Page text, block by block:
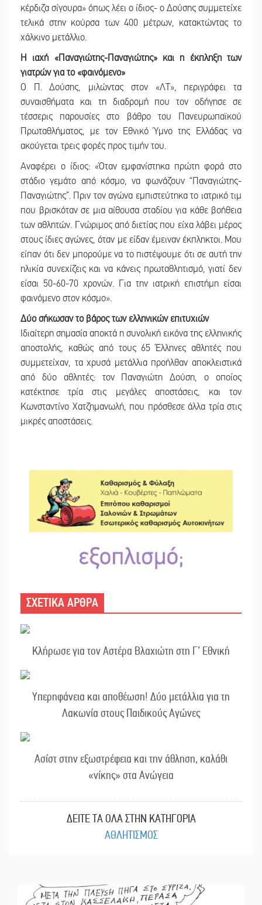
κέρδιζα σίγουρα» όπως λέει ο ίδιος- ο Δούσης συμμετείχε
τελικά στην κούρσα των 400 μέτρων, κατακτώντας το
χάλκινο μετάλλιο.
Η ιαχή «Παναγιώτης-Παναγιώτης» και η έκπληξη των
γιατρών για το «φαινόμενο»
Ο Π. Δούσης, μιλώντας στον «ΛΤ», περιγράφει τα
συναισθήματα και τη διαδρομή που τον οδήγησε σε
τέσσερις παρουσίες στο βάθρο του Πανευρωπαϊκού
Πρωταθλήματος, με τον Εθνικό Ύμνο της Ελλάδας να
ακούγεται τρεις φορές προς τιμήν του.
Αναφέρει ο ίδιος: «Όταν εμφανίστηκα πρώτη φορά στο
στάδιο γεμάτο από κόσμο, να φωνάζουν “Παναγιώτης-
Παναγιώτης”. Πριν τον αγώνα εμπιστεύτηκα το ιατρικό τιμ
που βρισκόταν σε μια αίθουσα σταδίου για κάθε βοήθεια
των αθλητών. Γνώριμος από διετίας που είχα λάβει μέρος
στους ίδιες αγώνες, όταν με είδαν έμειναν έκπληκτοι. Μου
είπαν ότι δεν μπορούμε να το πιστέψουμε ότι σε αυτή την
ηλικία συνεχίζεις και να κάνεις πρωταθλητισμό, γιατί δεν
είσαι 50-60-70 χρονών. Για την ιατρική επιστήμη είσαι
φαινόμενο στον κόσμο».
Δύο σήκωσαν το βάροςτων ελληνικών επιτυχιών
Ιδιαίτερη σημασία αποκτά η συνολική εικόνα της ελληνικής
αποστολής, καθώς από τους 65 Έλληνες αθλητές που
συμμετείχαν, τα χρυσά μετάλλια προήλθαν αποκλειστικά
από δύο αθλητές: τον Παναγιώτη Δούση, ο οποίος
κατέκτησε τρία στις μεγάλες αποστάσεις, και τον
Κωνσταντίνο Χατζημανωλή, που πρόσθεσε άλλα τρία στις
μικρές αποστάσεις.
ΣΧΕΤΙΚΑ ΑΡΘΡΑ
Κλήρωσε για τον Αστέρα Βλαχιώτη στη Γ’ Εθνική
Υπερηφάνεια και αποθέωση! Δύο μετάλλια για τη
Λακωνία στους Παιδικούς Αγώνες
Ασίστ στην εξωστρέφεια και την άθληση, καλάθι
«νίκης» στα Ανώγεια
ΔΕΙΤΕ ΤΑ ΟΛΑ ΣΤΗΝ ΚΑΤΗΓΟΡΙΑ
ΑΘΛΗΤΙΣΜΟΣ